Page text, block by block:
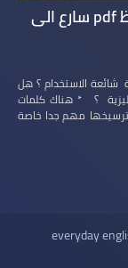
جمل بالانجليزي مترجمة بالعربي للحفظ pdf سارع الى
شائعة الاستخدام ؟ هل
؟ * هناك كلمات
مهم جدا خاصة